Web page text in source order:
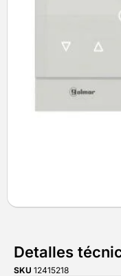
Detalles
SKU 12415218